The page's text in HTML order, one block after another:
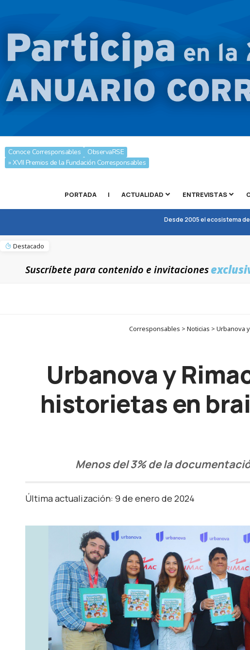
Conoce Corresponsables
ObservaRSE
» XVII Premios de la Fundación Corresponsables
PORTADA | ACTUALIDAD ENTREVISTAS
Desde 2005 el ecosistema
Destacado
Suscríbete para contenido e invitaciones
Corresponsables > Noticias > Urbanova
Urbanova y
historietas en
Menos del 3% de la
Última actualización: 9 de enero de 2024